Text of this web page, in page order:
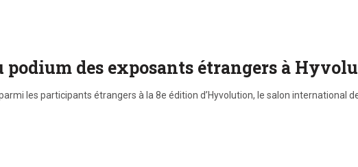
podium des exposants étrangers à
les participants étrangers à la 8e édition d’Hyvolution, le salon international